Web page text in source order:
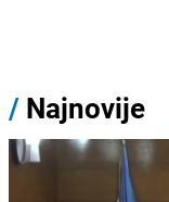
/ Najnovije